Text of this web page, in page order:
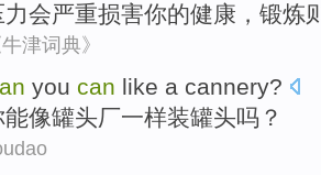
力会严重损害你的健康 ， 锻炼
牛津词典》
you can like a cannery?
能像罐头厂一样装罐头吗？